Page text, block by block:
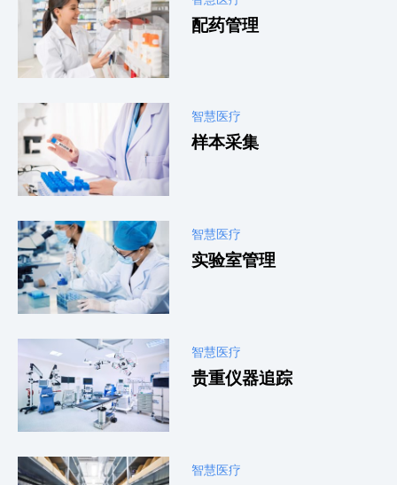
配药管理
智慧医疗
样本采集
智慧医疗
实验室管理
智慧医疗
贵重仪器追踪
智慧医疗